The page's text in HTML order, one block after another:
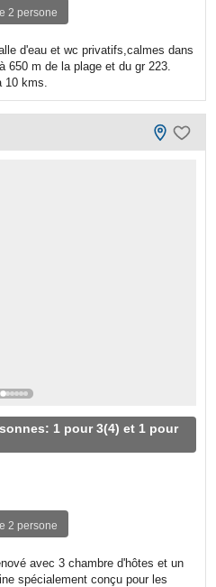
2 persone
d'eau et wc privatifs,calmes dans
650 m de la plage et du gr 223.
kms.
1 pour 3(4) et 1 pour
2 persone
avec 3 chambre d'hôtes et un
spécialement conçu pour les